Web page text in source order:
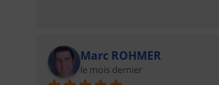
Marc ROHMER
le mois dernier